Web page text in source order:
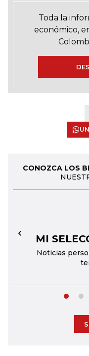
Toda la
económico,
CONOZCA LOS
MI
Noticias
←